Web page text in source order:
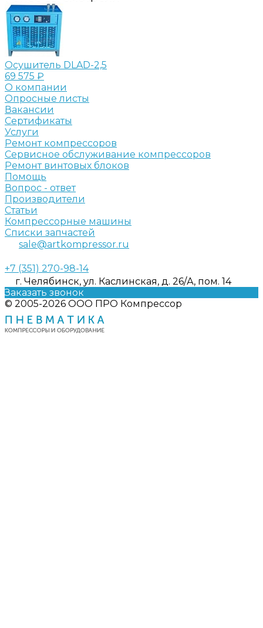
Осушитель DLAD-2,5
69 575 ₽
О компании
Опросные листы
Вакансии
Сертификаты
Услуги
Ремонт компрессоров
Сервисное обслуживание компрессоров
Ремонт винтовых блоков
Помощь
Вопрос - ответ
Производители
Статьи
Компрессорные машины
Списки запчастей
sale@artkompressor.ru
+7 (351) 270-98-14
г. Челябинск, ул. Каслинская, д. 26/А, пом. 14
Заказать звонок
© 2005-2026 ООО ПРО Компрессор